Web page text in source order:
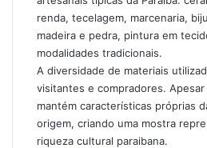
renda, tecelagem, marcenaria,
madeira e pedra, pintura em
modalidades tradicionais.
A diversidade de materiais
visitantes e compradores.
mantém características próprias
origem, criando uma mostra
riqueza cultural paraibana.